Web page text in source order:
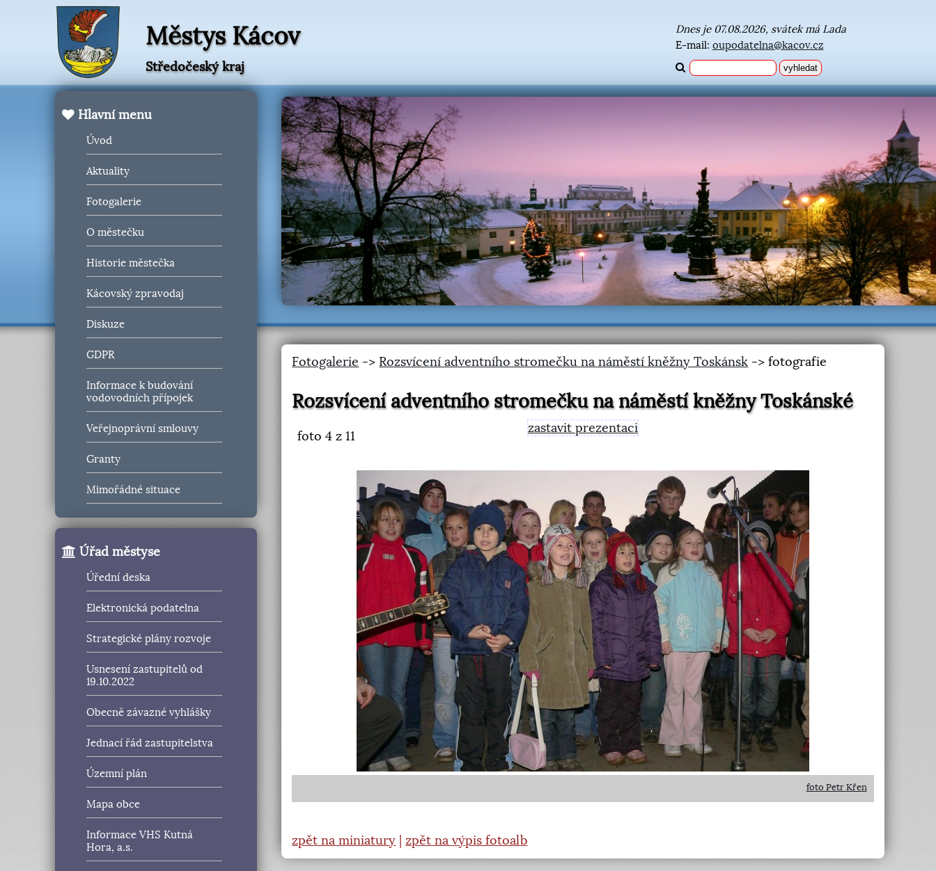
Městys Kácov
Středočeský kraj
Dnes je 07.08.2026, svátek má Lada
E-mail: oupodatelna@kacov.cz
Hlavní menu
Úvod
Aktuality
Fotogalerie
O městečku
Historie městečka
Kácovský zpravodaj
Diskuze
GDPR
Informace k budování
vodovodních přípojek
Veřejnoprávní smlouvy
Granty
Mimořádné situace
Úřad městyse
Úřední deska
Elektronická podatelna
Strategické plány rozvoje
Usnesení zastupitelů od
19.10.2022
Obecně závazné vyhlášky
Jednací řád zastupitelstva
Územní plán
Mapa obce
Informace VHS Kutná
Hora, a.s.
Fotogalerie -> Rozsvícení adventního stromečku na náměstí kněžny Toskánsk -> fotografie
Rozsvícení adventního stromečku na náměstí kněžny Toskánské
foto4 z 11
zastavit prezentaci
foto Petr Křen
zpět na miniatury |zpět na výpis fotoalb